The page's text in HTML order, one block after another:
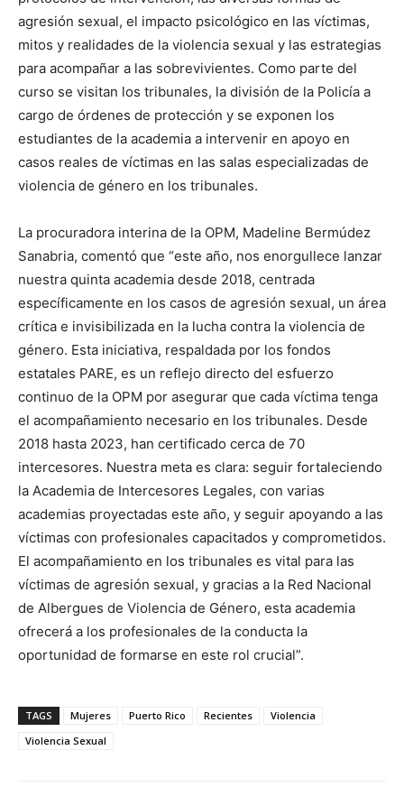
agresión sexual, el impacto psicológico en las víctimas,
mitos y realidades de la violencia sexual y las estrategias
para acompañar a las sobrevivientes. Como parte del
curso se visitan los tribunales, la división de la Policía a
cargo de órdenes de protección y se exponen los
estudiantes de la academia a intervenir en apoyo en
casos reales de víctimas en las salas especializadas de
violencia de género en los tribunales.
La procuradora interina de la OPM, Madeline Bermúdez
Sanabria, comentó que “este año, nos enorgullece lanzar
nuestra quinta academia desde 2018, centrada
específicamente en los casos de agresión sexual, un área
crítica e invisibilizada en la lucha contra la violencia de
género. Esta iniciativa, respaldada por los fondos
estatales PARE, es un reflejo directo del esfuerzo
continuo de la OPM por asegurar que cada víctima tenga
el acompañamiento necesario en los tribunales. Desde
2018 hasta 2023, han certificado cerca de 70
intercesores. Nuestra meta es clara: seguir fortaleciendo
la Academia de Intercesores Legales, con varias
academias proyectadas este año, y seguir apoyando a las
víctimas con profesionales capacitados y comprometidos.
El acompañamiento en los tribunales es vital para las
víctimas de agresión sexual, y gracias a la Red Nacional
de Albergues de Violencia de Género, esta academia
ofrecerá a los profesionales de la conducta la
oportunidad de formarse en este rol crucial”.
TAGS Mujeres Puerto Rico Recientes
Violencia
Violencia Sexual